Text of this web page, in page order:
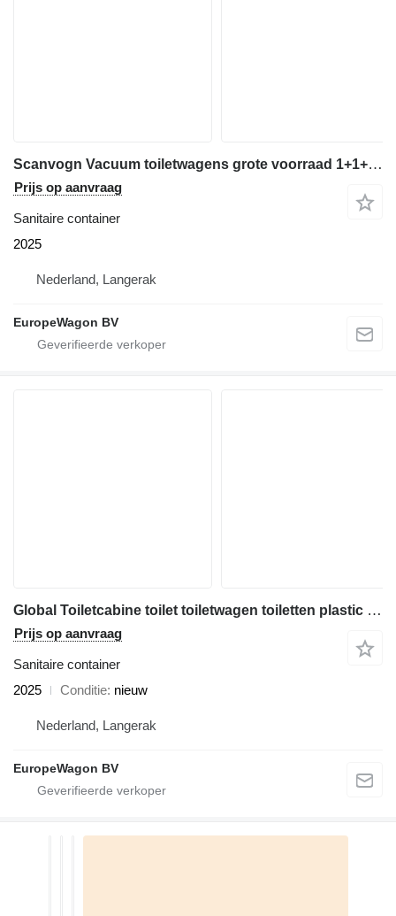
Scanvogn Vacuum toiletwagens grote voorraad 1+1+1 en 2+1+2
Prijs op aanvraag
Sanitaire container
2025
Nederland, Langerak
EuropeWagon BV
Global Toiletcabine toilet toiletwagen toiletten plastic toilet kopen G
Prijs op aanvraag
Sanitaire container
2025
Conditie nieuw
Nederland, Langerak
EuropeWagon BV